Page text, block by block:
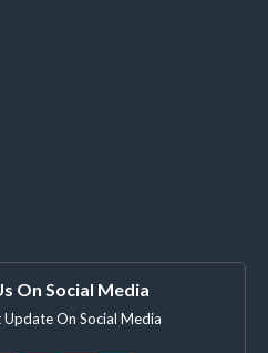
On Social Media
On Social Media